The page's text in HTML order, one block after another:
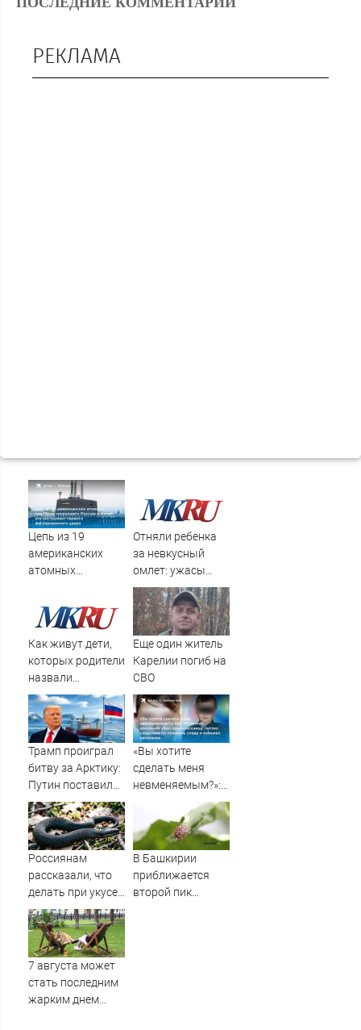
РЕКЛАМА
Цепь из 19
американских
атомных
«окружает»
Россию и Китай:
это инструмент
Отняли ребенка
за невкусный
омлет: ужасы
норвежской
опеки
Как живут дети,
которых родители
назвали
диковинными
именами?
Еще один житель
Карелии погиб на
СВО
Трамп проиграл
битву за Арктику:
Путин поставил
жирную точку в
споре о шельфе
«Вы хотите
сделать меня
невменяемым?»:
Как 15-летний
школьник убил
одноклассницу,
пустил следствие
по ложному следу
и избежал
Россиянам
рассказали, что
делать при укусе
змеи
В Башкирии
приближается
второй пик
7 августа может
стать последним
жарким днем